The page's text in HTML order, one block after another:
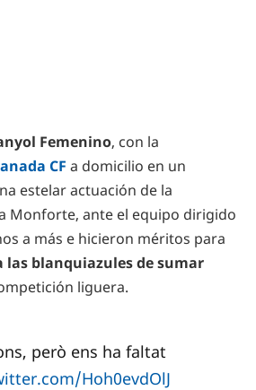
Femenino, con la
CF a domicilio en un
estelar actuación de la
Monforte, ante el equipo dirigido
a más e hicieron méritos para
blanquiazules de sumar
liguera.
però ens ha faltat
Hoh0evdOlJ